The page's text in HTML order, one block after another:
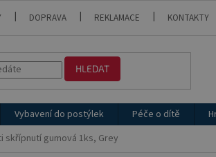
DOPRAVA REKLAMACE KONTAKTY
HLEDAT
Vybavení do postýlek Péče o dítě
skřípnutí gumová 1ks, Grey